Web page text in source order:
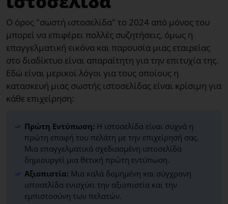
Ο όρος "σωστή ιστοσελίδα" το 2024 από μόνος του
μπορεί να επιφέρει πολλές συζητήσεις, όμως η
επαγγελματική εικόνα και παρουσία μιας εταιρείας
στο διαδίκτυο είναι απαραίτητη για την επιτυχία της.
Εδώ είναι μερικοί λόγοι για τους οποίους η
κατασκευή μιας σωστής ιστοσελίδας είναι κρίσιμη για
κάθε επιχείρηση:
Πρώτη Εντύπωση: Η ιστοσελίδα είναι συχνά η
πρώτη επαφή του πελάτη με την επιχείρησή σας.
Μια επαγγελματικά σχεδιασμένη ιστοσελίδα
δημιουργεί μια θετική πρώτη εντύπωση.
Αξιοπιστία: Μια καλά δομημένη και σύγχρονη
ιστοσελίδα ενισχύει την αξιοπιστία και την
εμπιστοσύνη των πελατών.